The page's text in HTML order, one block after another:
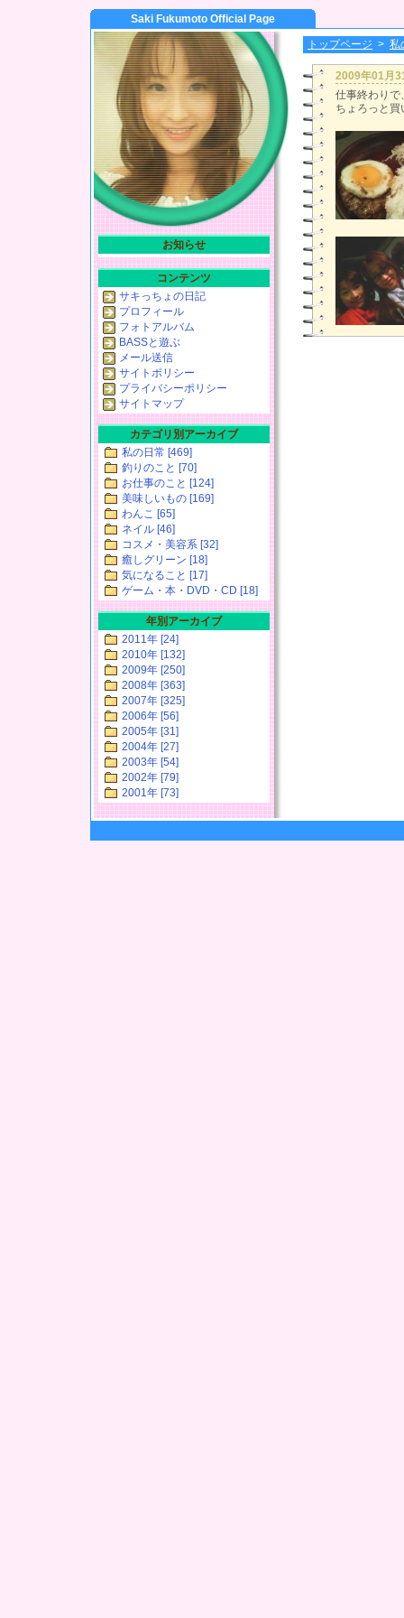
Saki Fukumoto Official Page
トップページ > 私
2009年01月
仕事終わりで
ちょろっと
お知らせ
コンテンツ
サキっちょの日記
プロフィール
フォトアルバム
BASSと遊ぶ
メール送信
サイトポリシー
プライバシーポリシー
サイトマップ
カテゴリ別アーカイブ
私の日常 [469]
釣りのこと [70]
お仕事のこと [124]
美味しいもの [169]
わんこ [65]
ネイル [46]
コスメ・美容系 [32]
癒しグリーン [18]
気になること [17]
ゲーム・本・DVD・CD [18]
年別アーカイブ
2011年 [24]
2010年 [132]
2009年 [250]
2008年 [363]
2007年 [325]
2006年 [56]
2005年 [31]
2004年 [27]
2003年 [54]
2002年 [79]
2001年 [73]